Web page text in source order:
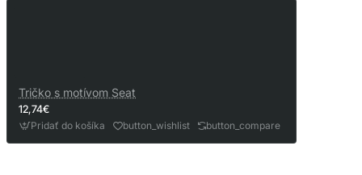
Tričko s motívom Seat
12,74€
Pridať do košíka button_wishlist button_compare